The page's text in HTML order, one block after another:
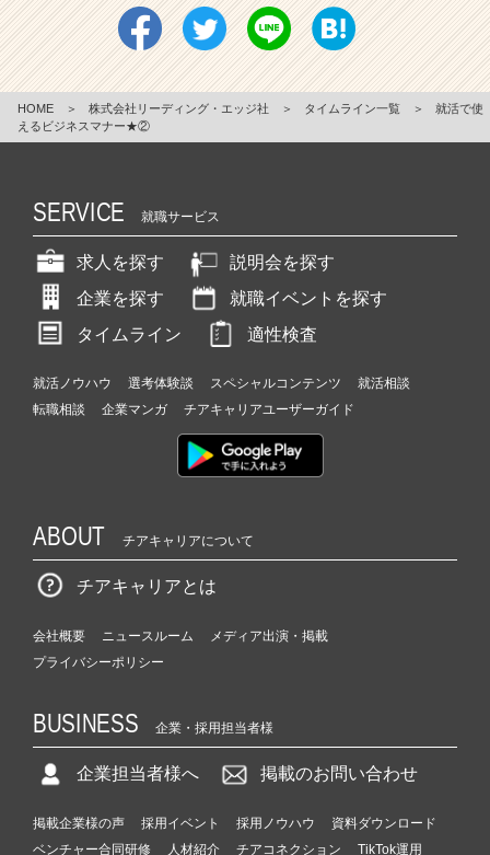
HOME ＞ 株式会社リーディング・エッジ社 ＞ タイムライン一覧 ＞
就活で使
えるビジネスマナー★②
SERVICE 就職サービス
求人を探す
説明会を探す
企業を探す
就職イベントを探す
タイムライン
適性検査
就活ノウハウ 選考体験談 スペシャルコンテンツ
就活相談
転職相談
企業マンガ チアキャリアユーザーガイド
ABOUT チアキャリアについて
チアキャリアとは
会社概要 ニュースルーム
メディア出演・掲載
プライバシーポリシー
BUSINESS 企業・採用担当者様
企業担当者様へ 掲載のお問い合わせ
掲載企業様の声 採用イベント 採用ノウハウ
資料ダウンロード
ベンチャー合同研修
人材紹介 チアコネクション TikTok運用